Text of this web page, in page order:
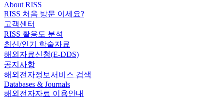
About RISS
RISS 처음 방문 이세요?
고객센터
RISS 활용도 분석
최신/인기 학술자료
해외자료신청(E-DDS)
공지사항
해외전자정보서비스 검색
Databases & Journals
해외전자자료 이용안내